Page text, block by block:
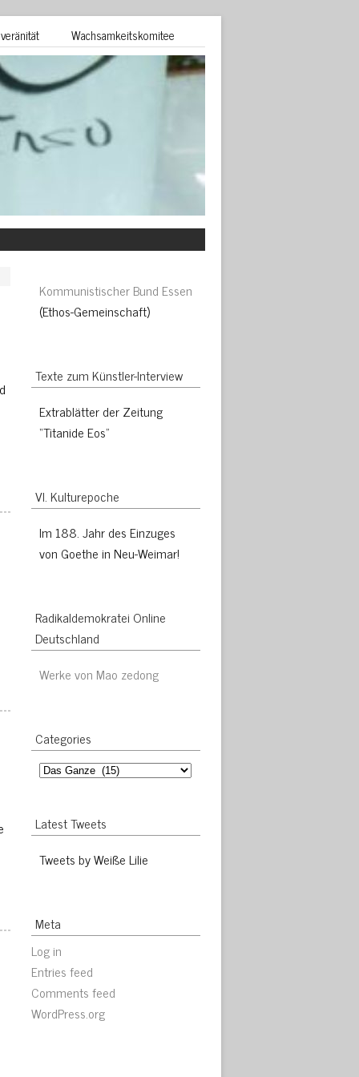
Wachsamkeitskomitee
Kommunistischer Bund Essen
(Ethos-Gemeinschaft)
Texte zum Künstler-Interview
Extrablätter der Zeitung
“Titanide Eos”
VI. Kulturepoche
Im 188. Jahr des Einzuges
von Goethe in Neu-Weimar!
Radikaldemokratei Online
Deutschland
Werke von Mao zedong
Categories
Categories
Latest Tweets
Tweets by Weiße Lilie
Meta
Log in
Entries feed
Comments feed
WordPress.org